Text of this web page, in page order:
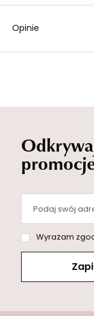
Opinie
Podaj swój
Wyrażam zgodę na przetwarzanie moich